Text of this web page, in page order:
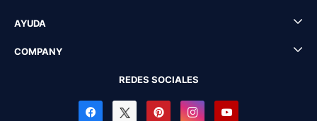
AYUDA
COMPANY
REDES SOCIALES